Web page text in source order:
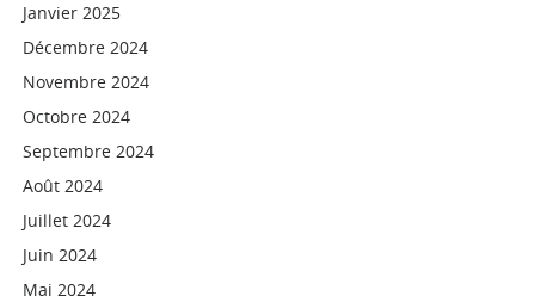
Janvier 2025
Décembre 2024
Novembre 2024
Octobre 2024
Septembre 2024
Août 2024
Juillet 2024
Juin 2024
Mai 2024